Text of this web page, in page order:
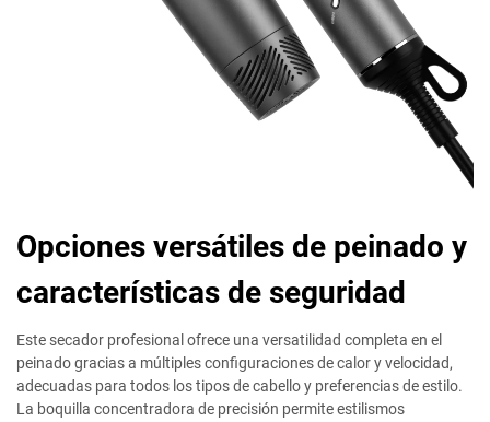
Opciones versátiles de peinado y
características de seguridad
Este secador profesional ofrece una versatilidad completa en el
peinado gracias a múltiples configuraciones de calor y velocidad,
adecuadas para todos los tipos de cabello y preferencias de estilo.
La boquilla concentradora de precisión permite estilismos